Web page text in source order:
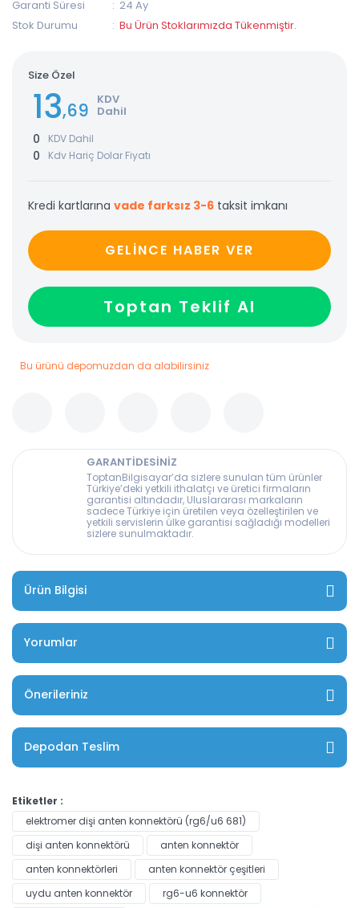
Garanti Süresi
24 Ay
Stok Durumu
Bu Ürün Stoklarımızda Tükenmiştir.
Size Özel
13,69 KDV
Dahil
0 KDV Dahil
0 Kdv Hariç Dolar Fiyatı
Kredi kartlarına vade farksız 3-6 taksit imkanı
GELİNCE HABER VER
Toptan Teklif Al
Bu ürünü depomuzdan da alabilirsiniz
GARANTİDESİNİZ
ToptanBilgisayar’da sizlere sunulan tüm ürünler
Türkiye’deki yetkili ithalatçı ve üretici firmaların
garantisi altındadır, Uluslararası markaların
sadece Türkiye için üretilen veya özelleştirilen ve
yetkili servislerin ülke garantisi sağladığı modelleri
sizlere sunulmaktadır.
Ürün Bilgisi
Yorumlar
Önerileriniz
Depodan Teslim
Etiketler :
elektromer dişi anten konnektörü (rg6/u6 681)
dişi anten konnektörü
anten konnektör
anten konnektörleri
anten konnektör çeşitleri
uydu anten konnektör
rg6-u6 konnektör